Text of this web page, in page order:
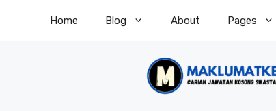
Home Blog About Pages